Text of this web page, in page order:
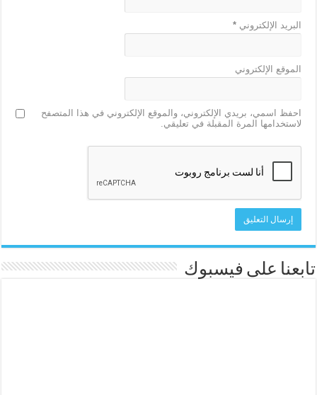
البريد الإلكتروني*
الموقع الإلكتروني
احفظ اسمي، بريدي الإلكتروني، والموقع الإلكتروني في هذا المتصفح
لاستخدامها المرة المقبلة في تعليقي.
تابعنا على فيسبوك